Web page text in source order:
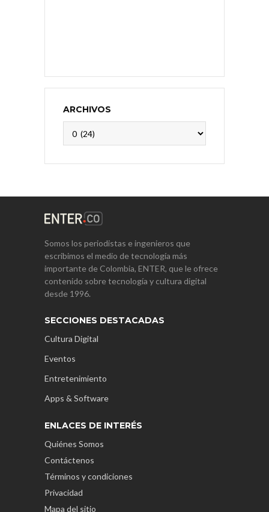
ARCHIVOS
Somos los periodistas e ingenieros que
escribimos el medio de tecnología más
importante de Colombia, ENTER, que le ofrece
contenido sobre tecnología y cultura digital
desde 1996.
SECCIONES DESTACADAS
Cultura Digital
Eventos
Entretenimiento
Apps & Software
ENLACES DE INTERÉS
Quiénes Somos
Contáctenos
Términos y condiciones
Privacidad
Mapa del sitio